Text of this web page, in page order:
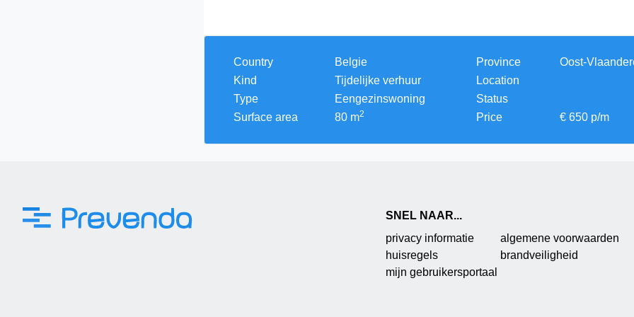
Country
Belgie
Kind
Tijdelijke verhuur
Type
Eengezinswoning
Surface area
80 m2
Province
Oost-
Location
Status
Price
€ 650 p/m
SNEL NAAR...
privacy informatie
huisregels
mijn gebruikersportaal
algemene voorwaarden
brandveiligheid